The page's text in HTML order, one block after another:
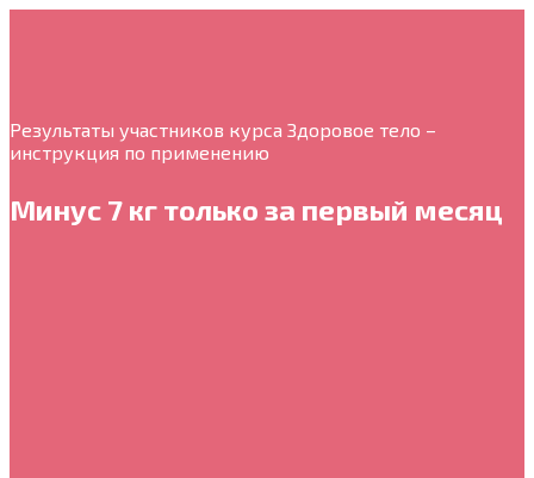
Результаты участников курса Здоровое тело –
инструкция по применению
Минус 7 кг только за первый месяц